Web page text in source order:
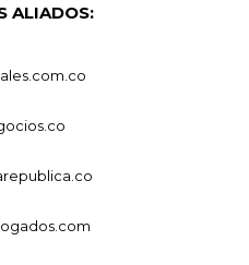
ALIADOS: